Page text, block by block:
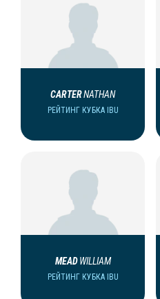
CARTERNATHAN
РЕЙТИНГ КУБКА IBU
MEAD WILLIAM
РЕЙТИНГ КУБКА IBU